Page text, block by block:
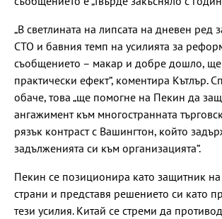
„В светлината на липсата на дневен ред
СТО и бавния темп на усилията за
съобщението – макар и добре дошло,
практически ефект“, коментира Кътлър.
обаче, това „ще помогне на Пекин да
ангажимент към многостранната
рязък контраст с Вашингтон, който
задълженията си към организацията“.
Пекин се позиционира като защитник
страни и представя решението си като
тези усилия. Китай се стреми да